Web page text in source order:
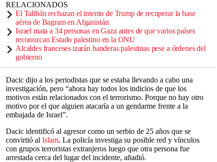
RELACIONADOS
El Talibán rechazan el intento de Trump de recuperar la base
aérea de Bagram en Afganistán
Israel mata a 34 personas en Gaza antes de que varios países
reconozcan Estado palestino en la ONU
Alcaldes franceses izarán banderas palestinas pese a órdenes del
gobierno
Dacic dijo a los periodistas que se estaba llevando a cabo una
investigación, pero “ahora hay todos los indicios de que los
motivos están relacionados con el terrorismo. Porque no hay otro
motivo por el que alguien atacaría a un gendarme frente a la
embajada de Israel”.
Dacic identificó al agresor como un serbio de 25 años que se
convirtió al Islam. La policía investiga su posible red y vínculos
con grupos terroristas extranjeros luego que otra persona fue
arrestada cerca del lugar del incidente, añadió.